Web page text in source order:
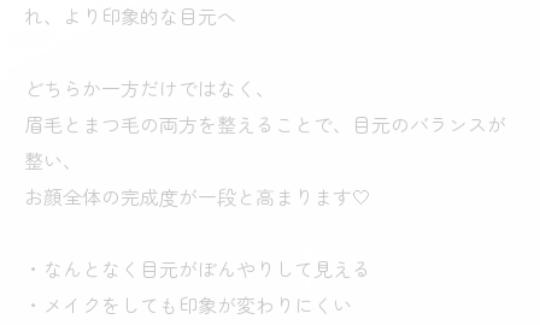
れ、より印象的な目元へ
どちらか一方だけではなく、
眉毛とまつ毛の両方を整えることで、目元のバランスが
整い、
お顔全体の完成度が一段と高まります🤍
・なんとなく目元がぼんやりして見える
・メイクをしても印象が変わりにくい